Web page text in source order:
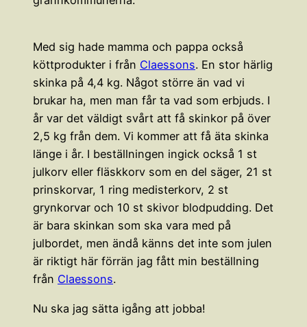
Med sig hade mamma och pappa också
köttprodukter i från Claessons. En stor härlig
skinka på 4,4 kg. Något större än vad vi
brukar ha, men man får ta vad som erbjuds. I
år var det väldigt svårt att få skinkor på över
2,5 kg från dem. Vi kommer att få äta skinka
länge i år. I beställningen ingick också 1 st
julkorv eller fläskkorv som en del säger, 21 st
prinskorvar, 1 ring medisterkorv, 2 st
grynkorvar och 10 st skivor blodpudding. Det
är bara skinkan som ska vara med på
julbordet, men ändå känns det inte som julen
är riktigt här förrän jag fått min beställning
från Claessons.
Nu ska jag sätta igång att jobba!